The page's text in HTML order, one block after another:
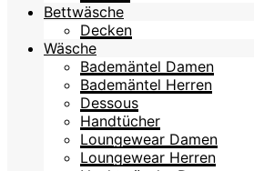
Bettwäsche
Decken
Wäsche
Bademäntel Damen
Bademäntel Herren
Dessous
Handtücher
Loungewear Damen
Loungewear Herren